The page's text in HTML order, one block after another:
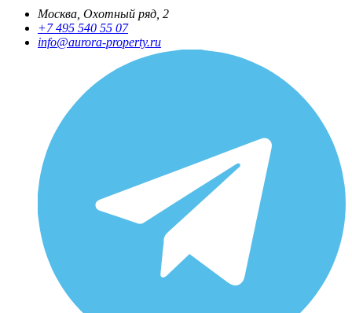
Москва, Охотный ряд, 2
+7 495 540 55 07
info@aurora-property.ru